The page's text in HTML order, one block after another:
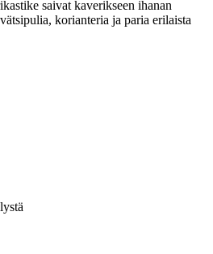
saivat kaverikseen ihanan
korianteria ja paria erilaista